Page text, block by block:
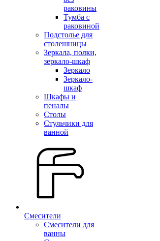
раковины
Тумба с
раковиной
Подстолье для
столешницы
Зеркала, полки,
зеркало-шкаф
Зеркало
Зеркало-
шкаф
Шкафы и
пеналы
Столы
Стульчики для
ванной
Смесители
Смесители для
ванны